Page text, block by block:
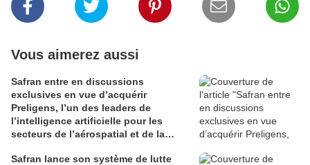
Vous aimerez aussi
Safran entre en discussions
exclusives en vue d’acquérir
Preligens, l’un des leaders de
l’intelligence artificielle pour les
secteurs de l’aérospatial et de la
Safran lance son système de lutte